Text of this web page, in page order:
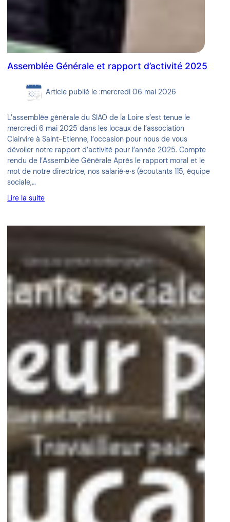
Assemblée Générale et rapport d’activité 2025
Article publié le :mercredi 06 mai 2026
L’assemblée générale du SIAO de la Loire s’est tenue le
mercredi 6 mai 2025 dans les locaux de l’association
Clairvire à Saint-Etienne, l’occasion pour nous de vous
dévoiler notre rapport d’activité pour l’année 2025. Compte
rendu de l’Assemblée Générale Après le rapport moral et le
mot de notre directrice, nos salarié⸱e⸱s (écoutants 115, équipe
sociale,…
Lire la suite